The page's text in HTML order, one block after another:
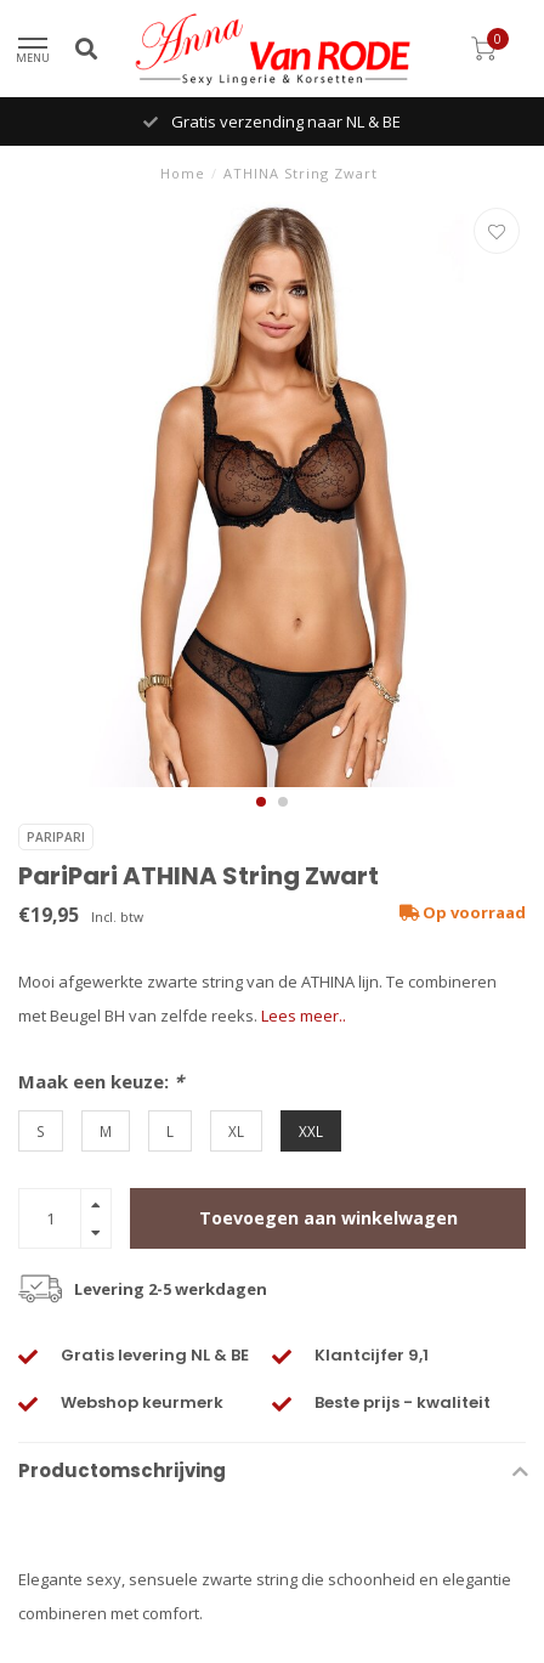
MENU
0
Gratis verzending naar NL & BE
Home / ATHINA String Zwart
PARIPARI
PariPari ATHINA String Zwart
€19,95 Incl. btw Op voorraad
Mooi afgewerkte zwarte string van de ATHINA lijn. Te combineren
met Beugel BH van zelfde reeks. Lees meer..
Maak een keuze: *
S M L XL XXL
Toevoegen aan winkelwagen
Levering 2-5 werkdagen
Gratis levering NL & BE Klantcijfer 9,1
Webshop keurmerk Beste prijs - kwaliteit
Productomschrijving
Elegante sexy, sensuele zwarte string die schoonheid en elegantie
combineren met comfort.